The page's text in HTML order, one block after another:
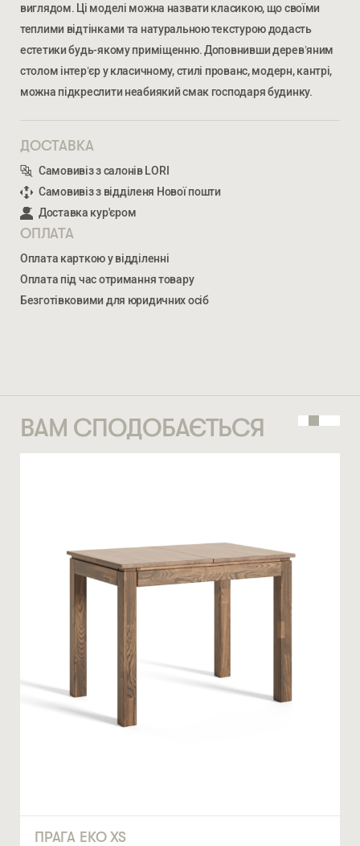
виглядом. Ці моделі можна назвати класикою, що своїми
теплими відтінками та натуральною текстурою додасть
естетики будь-якому приміщенню. Доповнивши дерев’яним
столом інтер’єр у класичному, стилі прованс, модерн, кантрі,
можна підкреслити неабиякий смак господаря будинку.
ДОСТАВКА
Самовивіз з салонів LORI
Самовивіз з відділеня Нової пошти
Доставка кур'єром
ОПЛАТА
Оплата карткою у відділенні
Оплата під час отримання товару
Безготівковими для юридичних осіб
ВАМ СПОДОБАЄТЬСЯ
ПРАГА ЕКО XS
Ми відкриті для співпраці з компаніями, які займаються
НОМЕР ТЕЛЕФОНУ *
персональних даних
НЕКСТ
33 453ГРН
ВВЕДІТЬ ВАШЕ ПРІЗВИЩЕ ТА ІМ’Я *
КІЛЬКІСТЬ ТА ОСОБЛИВІ ПОБАЖАННЯ
ЗАМОВИТИ * — обов’язкові поля
Натискаючи ви автоматично погоджуєтеся на обробку
персональних даних